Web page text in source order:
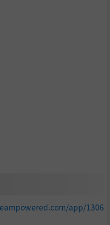
app/1306